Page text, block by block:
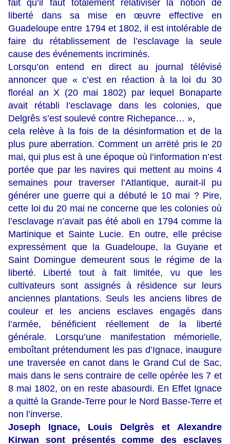
fait qu’il faut totalement relativiser la notion de
liberté dans sa mise en œuvre effective en
Guadeloupe entre 1794 et 1802, il est intolérable de
faire du rétablissement de l’esclavage la seule
cause des événements incriminés.
Lorsqu’on entend en direct au journal télévisé
annoncer que « c’est en réaction à la loi du 30
floréal an X (20 mai 1802) par lequel Bonaparte
avait rétabli l’esclavage dans les colonies, que
Delgrês s’est soulevé contre Richepance… »,
cela relève à la fois de la désinformation et de la
plus pure aberration. Comment un arrëté pris le 20
mai, qui plus est à une époque où l’information n’est
portée que par les navires qui mettent au moins 4
semaines pour traverser l’Atlantique, aurait-il pu
générer une guerre qui a débuté le 10 mai ? Pire,
cette loi du 20 mai ne concerne que les colonies où
l’esclavage n’avait pas été aboli en 1794 comme la
Martinique et Sainte Lucie. En outre, elle précise
expressément que la Guadeloupe, la Guyane et
Saint Domingue demeurent sous le régime de la
liberté. Liberté tout à fait limitée, vu que les
cultivateurs sont assignés à résidence sur leurs
anciennes plantations. Seuls les anciens libres de
couleur et les anciens esclaves engagés dans
l’armée, bénéficient réellement de la liberté
générale. Lorsqu’une manifestation mémorielle,
emboîtant prétendument les pas d’Ignace, inaugure
une traversée en canot dans le Grand Cul de Sac,
mais dans le sens contraire de celle opérée les 7 et
8 mai 1802, on en reste abasourdi. En Effet Ignace
a quitté la Grande-Terre pour le Nord Basse-Terre et
non l’inverse.
Joseph Ignace, Louis Delgrès et Alexandre
Kirwan sont présentés comme des esclaves